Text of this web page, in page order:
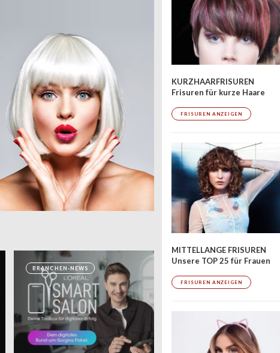
BRANCHEN-NEWS
KURZHAARFRISUREN
Frisuren für kurze Haare
FRISUREN ANZEIGEN
MITTELLANGE FRISUREN
Unsere TOP 25 für Frauen
FRISUREN ANZEIGEN